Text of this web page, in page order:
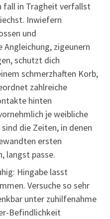
fall in Tragheit verfallst
Inwiefern
und
Angleichung, zigeunern
schutzt dich
schmerzhaften Korb,
zahlreiche
hinten
je weibliche
die Zeiten, in denen
ersten
langst passe.
Hingabe lasst
Versuche so sehr
unter zuhilfenahme
Befindlichkeit